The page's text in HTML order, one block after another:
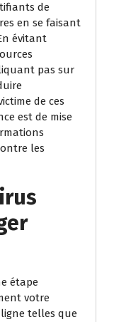
de
en se faisant
évitant
pas sur
de ces
est de mise
les
étape
votre
telles que